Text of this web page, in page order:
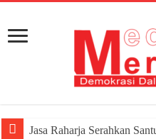
Jasa Raharja Serahkan